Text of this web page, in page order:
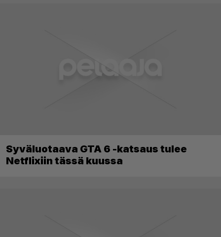
Syväluotaava GTA 6 -katsaus tulee
Netflixiin tässä kuussa